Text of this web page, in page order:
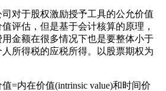
于股权激励授予工具的公允价值
评估，但是基于会计核算的原理，
金额在很多情况下也是要整体小于
所得税的应税所得。以股票期权为
内在价值(intrinsic value)和时间价